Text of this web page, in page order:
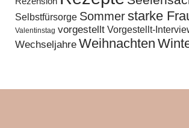
Selbstfürsorge Sommerstarke
Valentinstag vorgestellt Vorgestellt-
Wechseljahre Weihnachten